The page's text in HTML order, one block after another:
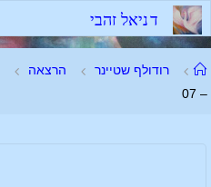
דניאל זהבי
רודולף שטיינר הרצאה
– 07